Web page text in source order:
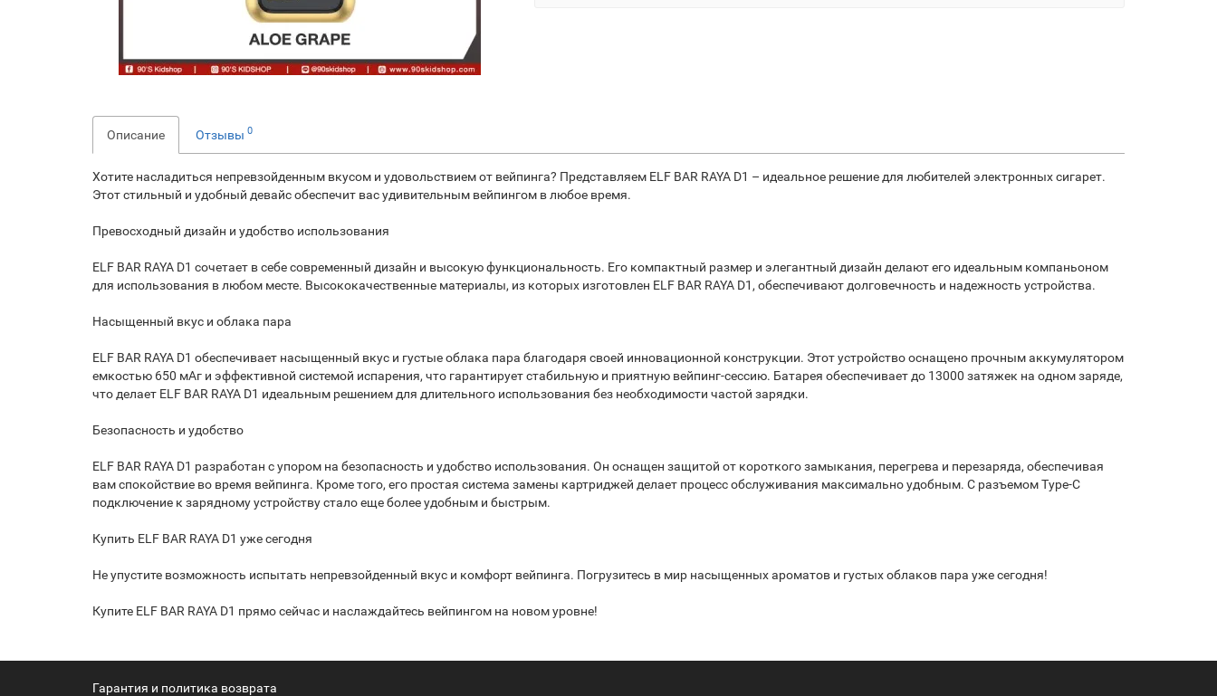
Описание Отзывы 0
Хотите насладиться непревзойденным вкусом и удовольствием от вейпинга? Представляем ELF BAR RAYA D1 – идеальное решение для любителей электронных сигарет.
Этот стильный и удобный девайс обеспечит вас удивительным вейпингом в любое время.
Превосходный дизайн и удобство использования
ELF BAR RAYA D1 сочетает в себе современный дизайн и высокую функциональность. Его компактный размер и элегантный дизайн делают его идеальным компаньоном
для использования в любом месте. Высококачественные материалы, из которых изготовлен ELF BAR RAYA D1, обеспечивают долговечность и надежность устройства.
Насыщенный вкус и облака пара
ELF BAR RAYA D1 обеспечивает насыщенный вкус и густые облака пара благодаря своей инновационной конструкции. Этот устройство оснащено прочным аккумулятором
емкостью 650 мАг и эффективной системой испарения, что гарантирует стабильную и приятную вейпинг-сессию. Батарея обеспечивает до 13000 затяжек на одном заряде,
что делает ELF BAR RAYA D1 идеальным решением для длительного использования без необходимости частой зарядки.
Безопасность и удобство
ELF BAR RAYA D1 разработан с упором на безопасность и удобство использования. Он оснащен защитой от короткого замыкания, перегрева и перезаряда, обеспечивая
вам спокойствие во время вейпинга. Кроме того, его простая система замены картриджей делает процесс обслуживания максимально удобным. С разъемом Type-C
подключение к зарядному устройству стало еще более удобным и быстрым.
Купить ELF BAR RAYA D1 уже сегодня
Не упустите возможность испытать непревзойденный вкус и комфорт вейпинга. Погрузитесь в мир насыщенных ароматов и густых облаков пара уже сегодня!
Купите ELF BAR RAYA D1 прямо сейчас и наслаждайтесь вейпингом на новом уровне!
Гарантия и политика возврата